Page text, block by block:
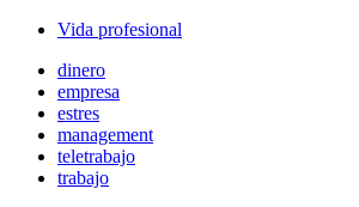
Vida profesional
dinero
empresa
estres
management
teletrabajo
trabajo